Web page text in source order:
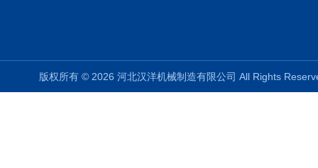
版权所有 © 2026 河北汉洋机械制造有限公司 All Rights